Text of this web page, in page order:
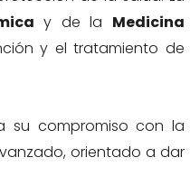
y de la Medicina
y el tratamiento de
su compromiso con la
orientado a dar